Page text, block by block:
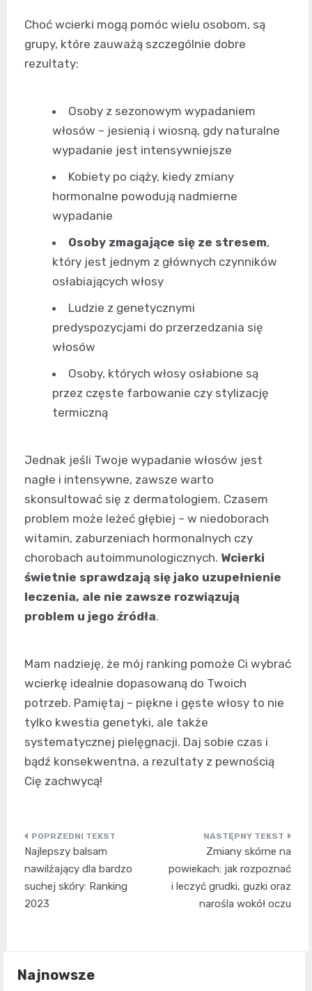
Choć wcierki mogą pomóc wielu osobom, są
grupy, które zauważą szczególnie dobre
rezultaty:
Osoby z sezonowym wypadaniem
włosów – jesienią i wiosną, gdy naturalne
wypadanie jest intensywniejsze
Kobiety po ciąży, kiedy zmiany
hormonalne powodują nadmierne
wypadanie
Osoby zmagające się ze stresem,
który jest jednym z głównych czynników
osłabiających włosy
Ludzie z genetycznymi
predyspozycjami do przerzedzania się
włosów
Osoby, których włosy osłabione są
przez częste farbowanie czy stylizację
termiczną
Jednak jeśli Twoje wypadanie włosów jest
nagłe i intensywne, zawsze warto
skonsultować się z dermatologiem. Czasem
problem może leżeć głębiej – w niedoborach
witamin, zaburzeniach hormonalnych czy
chorobach autoimmunologicznych. Wcierki
świetnie sprawdzają się jako uzupełnienie
leczenia, ale nie zawsze rozwiązują
problem u jego źródła.
Mam nadzieję, że mój ranking pomoże Ci wybrać
wcierkę idealnie dopasowaną do Twoich
potrzeb. Pamiętaj – piękne i gęste włosy to nie
tylko kwestia genetyki, ale także
systematycznej pielęgnacji. Daj sobie czas i
bądź konsekwentna, a rezultaty z pewnością
Cię zachwycą!
Nawigacja
wpisu
Najlepszy balsam
nawilżający dla bardzo
suchej skóry: Ranking
2023
Zmiany skórne na
powiekach: jak rozpoznać
i leczyć grudki, guzki oraz
narośla wokół oczu
Najnowsze